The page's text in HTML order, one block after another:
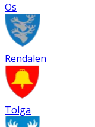
Os
Rendalen
Tolga